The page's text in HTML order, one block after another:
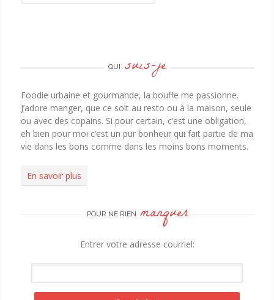
QUI suis-je
Foodie urbaine et gourmande, la bouffe me passionne.
J’adore manger, que ce soit au resto ou à la maison, seule
ou avec des copains. Si pour certain, c’est une obligation,
eh bien pour moi c’est un pur bonheur qui fait partie de ma
vie dans les bons comme dans les moins bons moments.
En savoir plus
POUR NE RIEN manquer
Entrer votre adresse courriel: